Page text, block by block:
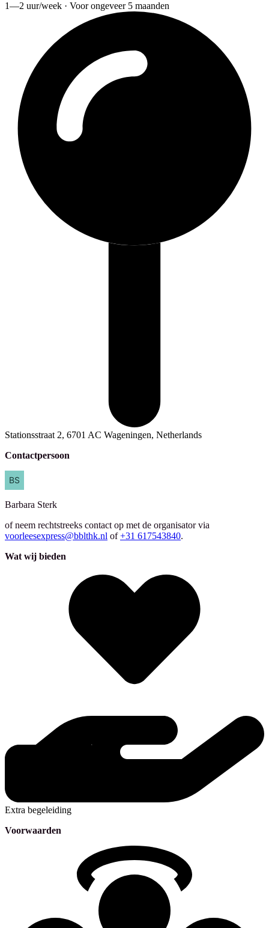
1—2 uur/week · Voor ongeveer 5 maanden
Stationsstraat 2, 6701 AC Wageningen, Netherlands
Contactpersoon
Barbara Sterk
of neem rechtstreeks contact op met de organisator via
voorleesexpress@bblthk.nl of +31 617543840.
Wat wij bieden
Extra begeleiding
Voorwaarden